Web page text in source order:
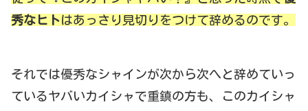
秀なヒトはあっさり見切りをつけて辞めるのです。
それでは優秀なシャインが次から次へと辞めていっ
ているヤバいカイシャで重鎮の方も、このカイシャ